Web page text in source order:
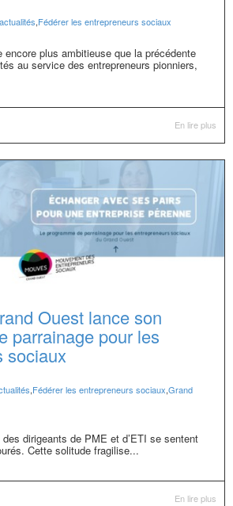
,Fédérer les entrepreneurs sociaux
encore plus ambitieuse que la précédente
au service des entrepreneurs pionniers,
En lire plus
Ouest lance son
parrainage pour les
sociaux
,Fédérer les entrepreneurs sociaux,Grand
dirigeants de PME et d’ETI se sentent
Cette solitude fragilise...
En lire plus